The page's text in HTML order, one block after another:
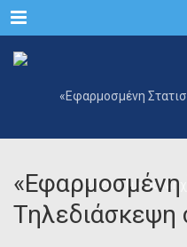
Menu
«Εφαρμοσμένη